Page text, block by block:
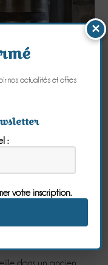
Montjoie, plongez
dernier centre
un magnifique
des ébénistes
pour sa grande
le Moyen-Âge. On
l’atelier Cornille Havard.
×
nos actualités et offres
:
votre inscription.